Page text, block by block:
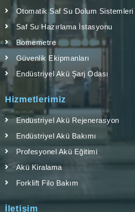
Otomatik Saf Su Dolum Sistemleri
Saf Su Hazırlama İstasyonu
Bomemetre
Güvenlik Ekipmanları
Endüstriyel Akü Şarj Odası
Hizmetlerimiz
Endüstriyel Akü Rejenerasyon
Endüstriyel Akü Bakımı
Profesyonel Akü Eğitimi
Akü Kiralama
Forklift Filo Bakım
İletişim